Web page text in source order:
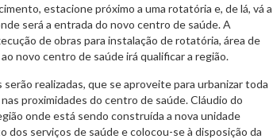
estacione próximo a uma rotatória e, de lá, vá a
será a entrada do novo centro de saúde. A
de obras para instalação de rotatória, área de
novo centro de saúde irá qualificar a região.
realizadas, que se aproveite para urbanizar toda
proximidades do centro de saúde. Cláudio do
onde está sendo construída a nova unidade
dos serviços de saúde e colocou-se à disposição da